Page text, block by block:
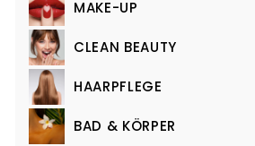
MAKE-UP
Menü
maximierenCLEAN BEAUTY
Menü
maximieren
HAARPFLEGE
Menü
maximierenBAD & KÖRPER
Menü